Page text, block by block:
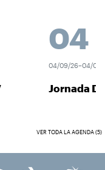
04
04/09/26–04/09/
Jornada
VER TODA LA AGENDA (5)